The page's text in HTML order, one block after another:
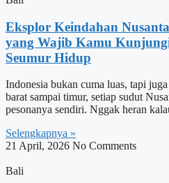
Eksplor Keindahan
yang Wajib Kamu
Seumur Hidup
Indonesia bukan cuma luas, tapi
barat sampai timur, setiap sudut
pesonanya sendiri. Nggak heran
Selengkapnya »
21 April, 2026 No Comments
Bali